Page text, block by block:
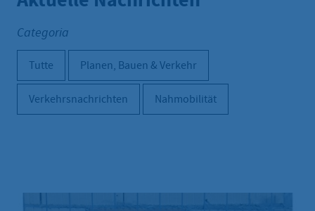
Categoria
Tutte Planen, Bauen & Verkehr
Verkehrsnachrichten Nahmobilität